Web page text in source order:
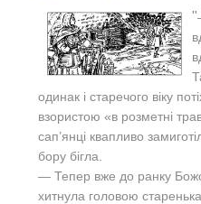
"
одинак і старечого віку
взористою «в розметні
сап’янці квапливо
бору бігла.
— Тепер вже до ранку
хитнула головою